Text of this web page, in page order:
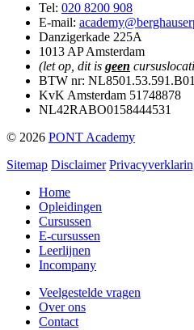
Tel: 020 8200 908
E-mail:
Danzigerkade 225A
1013 AP Amsterdam
(let op, dit is geen
BTW nr: NL8501.53.591.B01
KvK Amsterdam 51748878
NL42RABO0158444531
© 2026 PONT Academy
Sitemap Disclaimer
Home
Opleidingen
Cursussen
E-cursussen
Leerlijnen
Incompany
Veelgestelde vragen
Over ons
Contact